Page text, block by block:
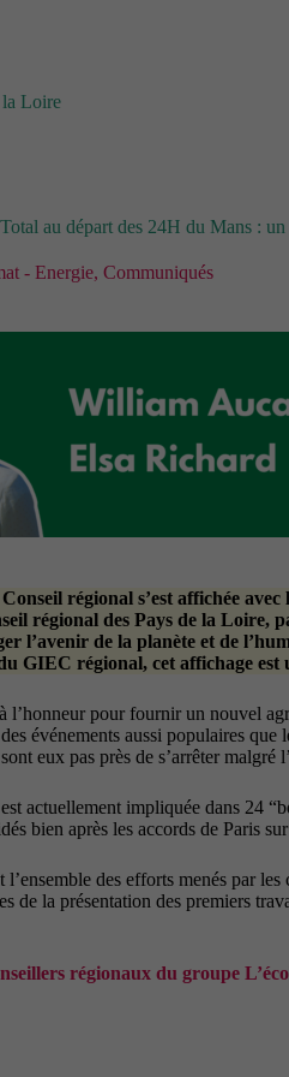
la Loire
au départ des 24H du Mans :
- Energie, Communiqués
régional s’est affichée
régional des Pays de la
l’avenir de la planète et de
GIEC régional, cet affichage
l’honneur pour fournir un nouvel
événements aussi populaires
eux pas près de s’arrêter malgré
actuellement impliquée dans 24
bien après les accords de Paris
des efforts menés par
de la présentation des premiers
régionaux du groupe